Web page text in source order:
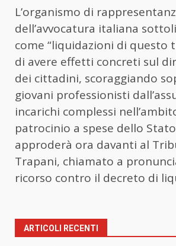
L’organismo di
dell’avvocatura italiana
come “liquidazioni di questo
di avere effetti concreti sul
dei cittadini, scoraggiando
giovani professionisti
incarichi complessi
patrocinio a spese dello
approderà ora davanti al
Trapani, chiamato a
ricorso contro il decreto di
ARTICOLI RECENTI